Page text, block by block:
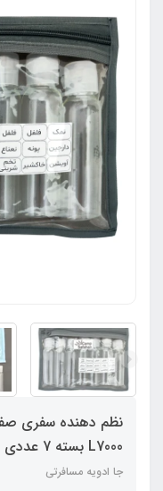
L7000 بسته 7 عددی
جا ادویه مسافرتی